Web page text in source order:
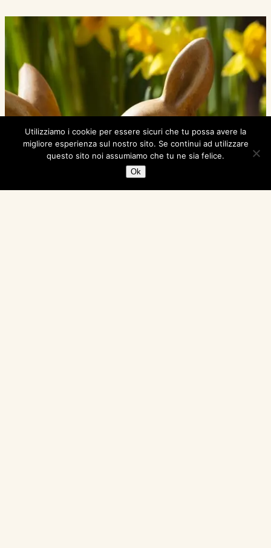
Utilizziamo i cookie per essere sicuri che tu possa avere la
migliore esperienza sul nostro sito. Se continui ad utilizzare
questo sito noi assumiamo che tu ne sia felice.
Ok